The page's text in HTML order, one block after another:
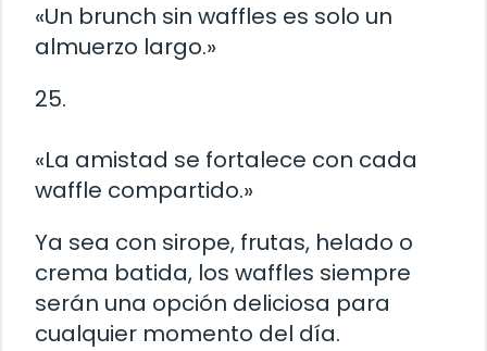
«Un brunch sin waffles es solo un
almuerzo largo.»
25.
«La amistad se fortalece con cada
waffle compartido.»
Ya sea con sirope, frutas, helado o
crema batida, los waffles siempre
serán una opción deliciosa para
cualquier momento del día.